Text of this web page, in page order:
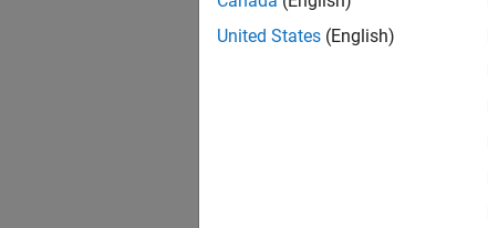
United States (English)